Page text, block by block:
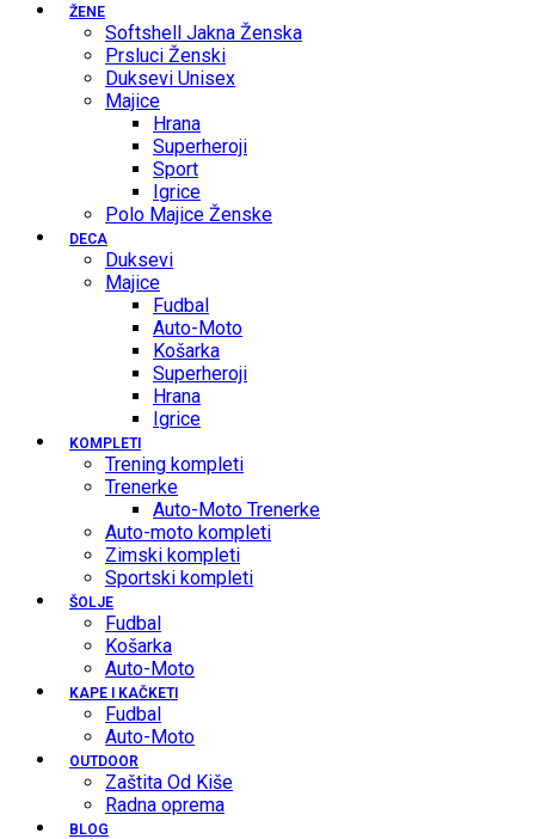
ŽENE
Softshell Jakna Ženska
Prsluci Ženski
Duksevi Unisex
Majice
Hrana
Superheroji
Sport
Igrice
Polo Majice Ženske
DECA
Duksevi
Majice
Fudbal
Auto-Moto
Košarka
Superheroji
Hrana
Igrice
KOMPLETI
Trening kompleti
Trenerke
Auto-Moto Trenerke
Auto-moto kompleti
Zimski kompleti
Sportski kompleti
ŠOLJE
Fudbal
Košarka
Auto-Moto
KAPE I KAČKETI
Fudbal
Auto-Moto
OUTDOOR
Zaštita Od Kiše
Radna oprema
BLOG